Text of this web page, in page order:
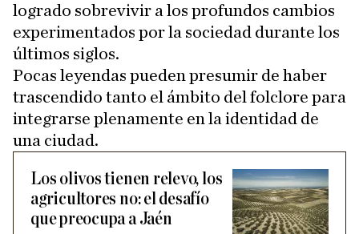
logrado sobrevivir a los profundos cambios
experimentados por la sociedad durante los
últimos siglos.
Pocas leyendas pueden presumir de haber
trascendido tanto el ámbito del folclore para
integrarse plenamente en la identidad de
una ciudad.
Los olivos tienen relevo, los
agricultores no: el desafío
que preocupa a Jaén